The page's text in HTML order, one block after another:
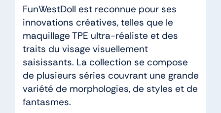
FunWestDoll est reconnue pour ses
innovations créatives, telles que le
maquillage TPE ultra-réaliste et des
traits du visage visuellement
saisissants. La collection se compose
de plusieurs séries couvrant une grande
variété de morphologies, de styles et de
fantasmes.